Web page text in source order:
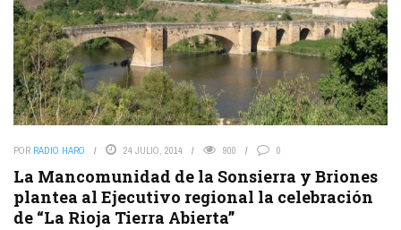
POR RADIO HARO 24 JULIO, 2014 900 0
La Mancomunidad de la Sonsierra y Briones
plantea al Ejecutivo regional la celebración
de “La Rioja Tierra Abierta”